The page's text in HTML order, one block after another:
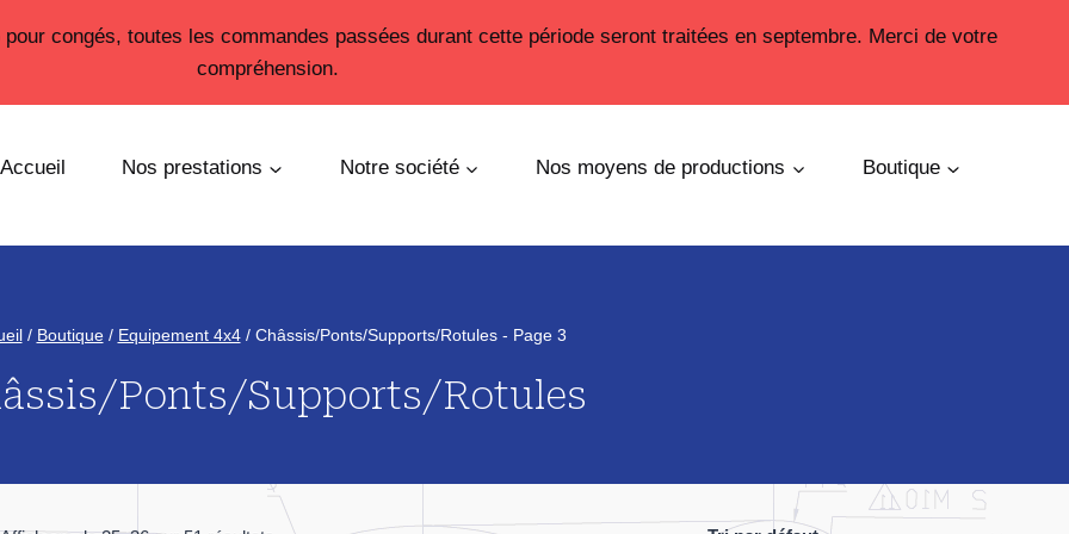
congés, toutes les commandes passées durant cette période seront traitées en septembre. Merci de votre
compréhension.
Accueil Nos prestations Notre société Nos moyens de productions Boutique
/ Boutique / Equipement 4x4 / Châssis/Ponts/Supports/Rotules- Page 3
Ponts/Supports/Rotules